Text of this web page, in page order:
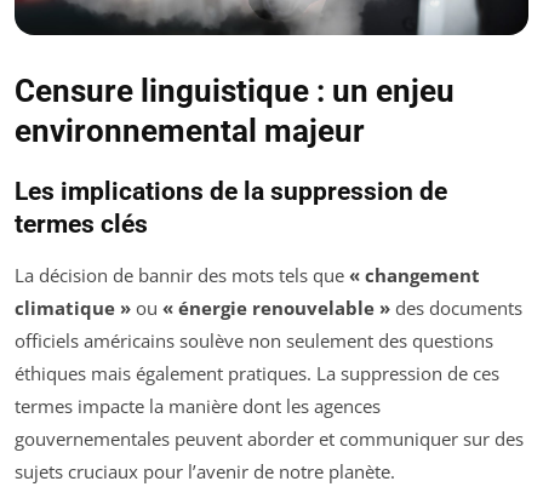
Censure linguistique : un enjeu
environnemental majeur
Les implications de la suppression de
termes clés
La décision de bannir des mots tels que « changement
climatique » ou « énergie renouvelable » des documents
officiels américains soulève non seulement des questions
éthiques mais également pratiques. La suppression de ces
termes impacte la manière dont les agences
gouvernementales peuvent aborder et communiquer sur des
sujets cruciaux pour l’avenir de notre planète.